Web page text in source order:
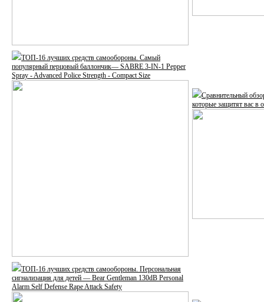
ТОП-16 лучших средств самообороны. Самый
популярный перцовый баллончик— SABRE 3-IN-1 Pepper
Spray - Advanced Police Strength - Compact Size
Сравнительный
которые защитят вас в
ТОП-16 лучших средств самообороны. Персональная
сигнализация для детей — Bear Gentleman 130dB Personal
Alarm Self Defense Rape Attack Safety